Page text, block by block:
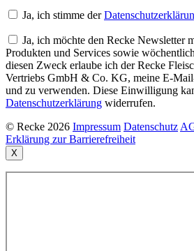
Ja, ich stimme der
Ja, ich möchte den Recke Newsletter
Produkten und Services sowie
diesen Zweck erlaube ich der Recke
Vertriebs GmbH & Co. KG, meine E-
und zu verwenden. Diese Einwilligung
Datenschutzerklärung widerrufen.
© Recke 2026 Impressum Datenschutz
Erklärung zur Barrierefreiheit
X